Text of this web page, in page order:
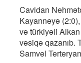
Cavidan
Kayanneyə
və türkiyəli
vəsiqə qazanıb.
Samvel